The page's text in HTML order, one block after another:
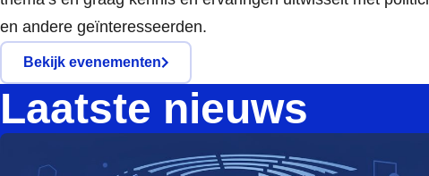
en andere geïnteresseerden.
Bekijk evenementen
Laatste nieuws